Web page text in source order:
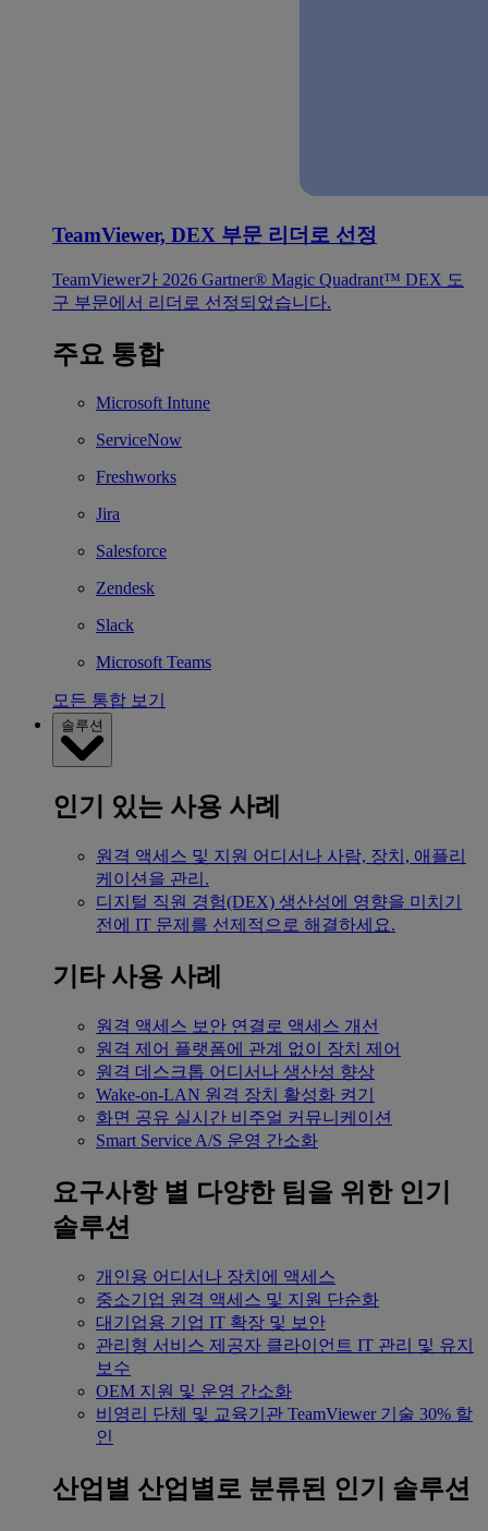
TeamViewer, DEX 부문 리더로 선정
TeamViewer가 2026 Gartner® Magic Quadrant™ DEX 도
구 부문에서 리더로 선정되었습니다.
주요 통합
Microsoft Intune
ServiceNow
Freshworks
Jira
Salesforce
Zendesk
Slack
Microsoft Teams
모든 통합 보기
솔루션
인기 있는 사용 사례
원격 액세스 및 지원 어디서나 사람, 장치, 애플리
케이션을 관리.
디지털 직원 경험(DEX) 생산성에 영향을 미치기
전에 IT 문제를 선제적으로 해결하세요.
기타 사용 사례
원격 액세스 보안 연결로 액세스 개선
원격 제어 플랫폼에 관계 없이 장치 제어
원격 데스크톱 어디서나 생산성 향상
Wake-on-LAN 원격 장치 활성화 켜기
화면 공유 실시간 비주얼 커뮤니케이션
Smart Service A/S 운영 간소화
요구사항 별 다양한 팀을 위한 인기
솔루션
개인용 어디서나 장치에 액세스
중소기업 원격 액세스 및 지원 단순화
대기업용 기업 IT 확장 및 보안
관리형 서비스 제공자 클라이언트 IT 관리 및 유지
보수
OEM 지원 및 운영 간소화
비영리 단체 및 교육기관 TeamViewer 기술 30% 할
인
산업별 산업별로 분류된 인기 솔루션